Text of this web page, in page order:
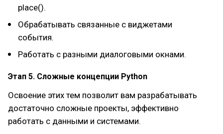
place().
Обрабатывать связанные с виджетами
события.
Работать с разными диалоговыми окнами.
Этап 5. Сложные концепции Python
Освоение этих тем позволит вам разрабатывать
достаточно сложные проекты, эффективно
работать с данными и системами.